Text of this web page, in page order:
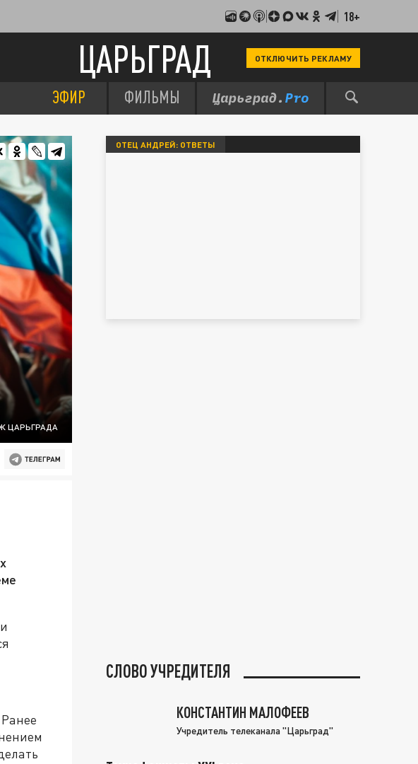
18+
ЦАРЬГРАД ОТКЛЮЧИТЬ РЕКЛАМУ
ЭФИР ФИЛЬМЫ
ЦАРЬГРАДА
ОТЕЦ АНДРЕЙ: ОТВЕТЫ
СЛОВО УЧРЕДИТЕЛЯ
КОНСТАНТИН МАЛОФЕЕВ
Учредитель телеканала "Царьград"